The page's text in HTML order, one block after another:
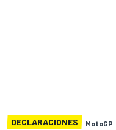
DECLARACIONES MotoGP